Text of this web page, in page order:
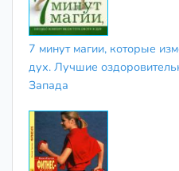
7 минут магии, которые
дух. Лучшие
Запада